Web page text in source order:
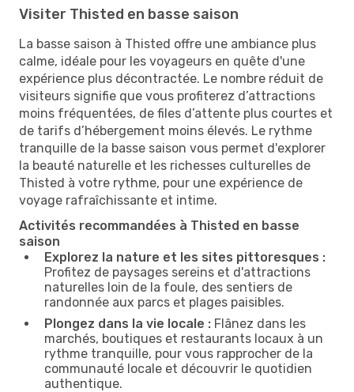
Visiter Thisted en basse saison
La basse saison à Thisted offre une ambiance plus
calme, idéale pour les voyageurs en quête d'une
expérience plus décontractée. Le nombre réduit de
visiteurs signifie que vous profiterez d’attractions
moins fréquentées, de files d’attente plus courtes et
de tarifs d’hébergement moins élevés. Le rythme
tranquille de la basse saison vous permet d'explorer
la beauté naturelle et les richesses culturelles de
Thisted à votre rythme, pour une expérience de
voyage rafraîchissante et intime.
Activités recommandées à Thisted en basse
saison
Explorez la nature et les sites pittoresques :
Profitez de paysages sereins et d'attractions
naturelles loin de la foule, des sentiers de
randonnée aux parcs et plages paisibles.
Plongez dans la vie locale : Flânez dans les
marchés, boutiques et restaurants locaux à un
rythme tranquille, pour vous rapprocher de la
communauté locale et découvrir le quotidien
authentique.